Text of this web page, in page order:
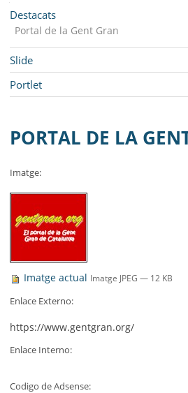
MUNICIPI
SEU ELECTRÒNICA
BELL-LLOC SOLUCIONA
Destacats
Portal de la Gent Gran
Slide
Portlet
PORTAL DE LA
Imatge:
Imatge actual Imatge JPEG — 12 KB
Enlace Externo:
https://www.gentgran.org/
Enlace Interno:
Codigo de Adsense: